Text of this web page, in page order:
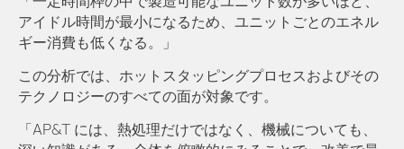
「一定時間枠の中で製造可能なユニット数が多いほど、
アイドル時間が最小になるため、ユニットごとのエネル
ギー消費も低くなる。」
この分析では、ホットスタッピングプロセスおよびその
テクノロジーのすべての面が対象です。
「AP&T には、熱処理だけではなく、機械についても、